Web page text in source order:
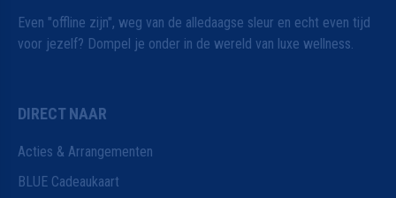
Even "offline zijn", weg van de alledaagse sleur en echt even tijd
voor jezelf? Dompel je onder in de wereld van luxe wellness.
DIRECT NAAR
Acties & Arrangementen
BLUE Cadeaukaart